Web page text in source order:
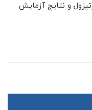
و نتایج آزمایش